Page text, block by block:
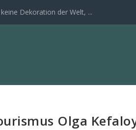
Dekoration der Welt, ...
Olga